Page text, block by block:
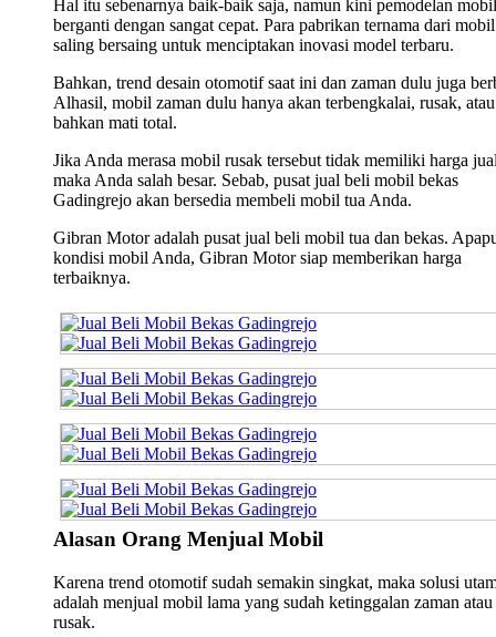
Hal itu sebenarnya baik-baik saja, namun kini pemodelan mobil
berganti dengan sangat cepat. Para pabrikan ternama dari
saling bersaing untuk menciptakan inovasi model terbaru.
Bahkan, trend desain otomotif saat ini dan zaman dulu juga
Alhasil, mobil zaman dulu hanya akan terbengkalai, rusak, atau
bahkan mati total.
Jika Anda merasa mobil rusak tersebut tidak memiliki harga
maka Anda salah besar. Sebab, pusat jual beli mobil bekas
Gadingrejo akan bersedia membeli mobil tua Anda.
Gibran Motor adalah pusat jual beli mobil tua dan bekas.
kondisi mobil Anda, Gibran Motor siap memberikan harga
terbaiknya.
Alasan Orang Menjual Mobil
Karena trend otomotif sudah semakin singkat, maka solusi
adalah menjual mobil lama yang sudah ketinggalan zaman atau
rusak.